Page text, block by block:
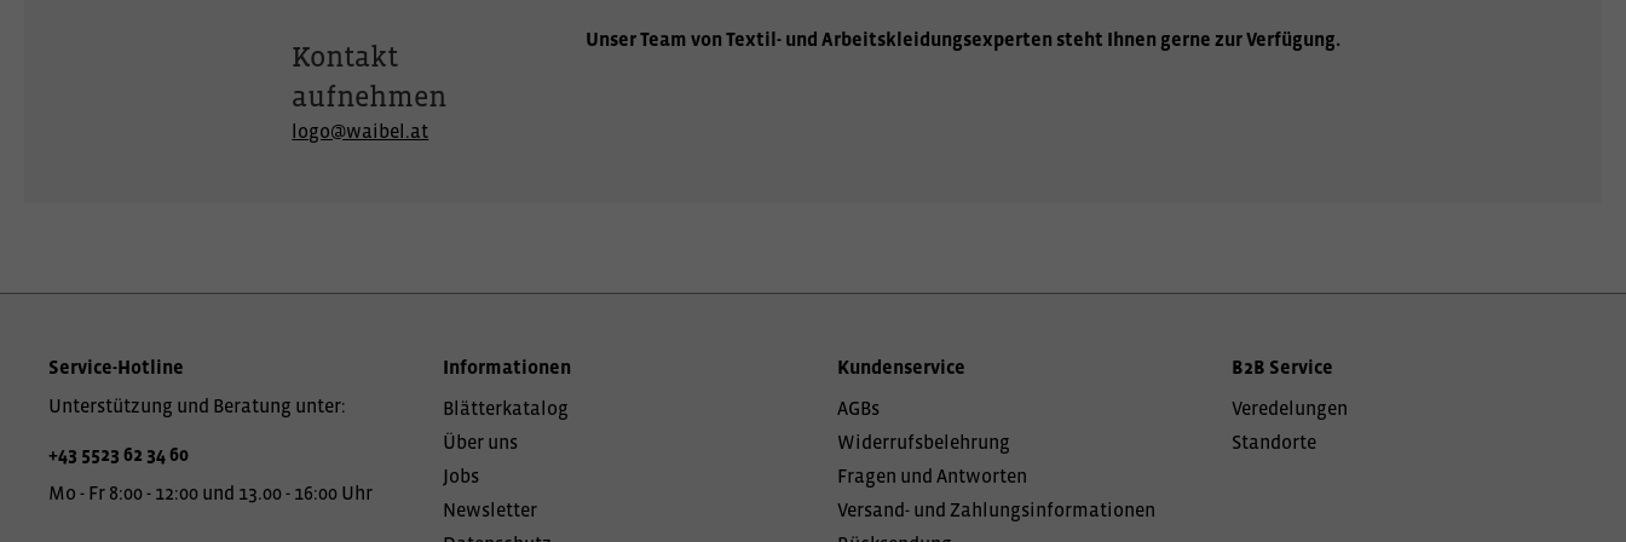
Kontakt
aufnehmen
logo@waibel.at
Unser Team von Textil- und Arbeitskleidungsexperten steht Ihnen gerne zur Verfügung.
Service-Hotline
Unterstützung und Beratung unter:
+43 5523 62 34 60
Mo - Fr 8:00 - 12:00 und 13.00 - 16:00 Uhr
Informationen
Blätterkatalog
Über uns
Jobs
Newsletter
Kundenservice
AGBs
Widerrufsbelehrung
Fragen und Antworten
Versand- und Zahlungsinformationen
B2B Service
Veredelungen
Standorte